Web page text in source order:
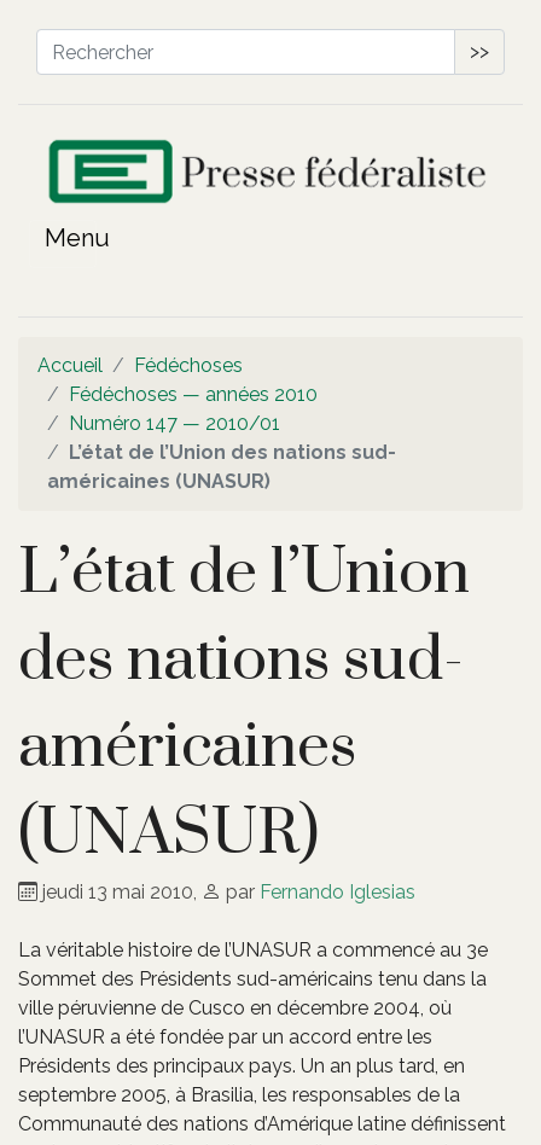
>>
Accueil
Fédéchoses
Fédéchoses — années 2010
Numéro 147 — 2010/01
L’état de l’Union des nations sud-
américaines (UNASUR)
L’état de l’Union
des nations sud-
américaines
(UNASUR)
jeudi 13 mai 2010 par Fernando Iglesias
La véritable histoire de l’UNASUR a commencé au 3e
Sommet des Présidents sud-américains tenu dans la
ville péruvienne de Cusco en décembre 2004, où
l’UNASUR a été fondée par un accord entre les
Présidents des principaux pays. Un an plus tard, en
septembre 2005, à Brasilia, les responsables de la
Communauté des nations d’Amérique latine définissent